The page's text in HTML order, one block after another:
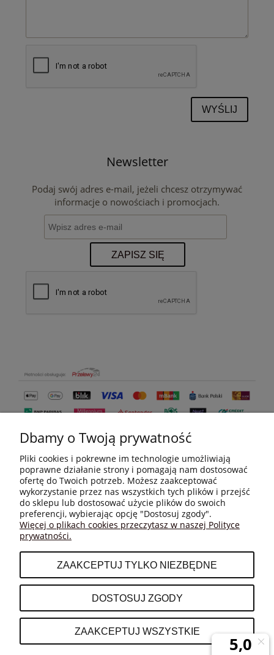
WYŚLIJ
Newsletter
Podaj swój adres e-mail, jeżeli chcesz otrzymywać
informacje o nowościach i promocjach.
ZAPISZ SIĘ
MOJE KONTO
INFORMACJE
O NAS
Dbamy o Twoją prywatność
Pliki cookies i pokrewne im technologie umożliwiają
poprawne działanie strony i pomagają nam dostosować
ofertę do Twoich potrzeb. Możesz zaakceptować
wykorzystanie przez nas wszystkich tych plików i przejść
do sklepu lub dostosować użycie plików do swoich
preferencji, wybierając opcję "Dostosuj zgody".
Więcej o plikach cookies przeczytasz w naszej Polityce
prywatności.
ZAAKCEPTUJ TYLKO NIEZBĘDNE
DOSTOSUJ ZGODY
ZAAKCEPTUJ WSZYSTKIE